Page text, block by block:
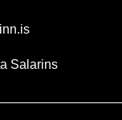
Salarins